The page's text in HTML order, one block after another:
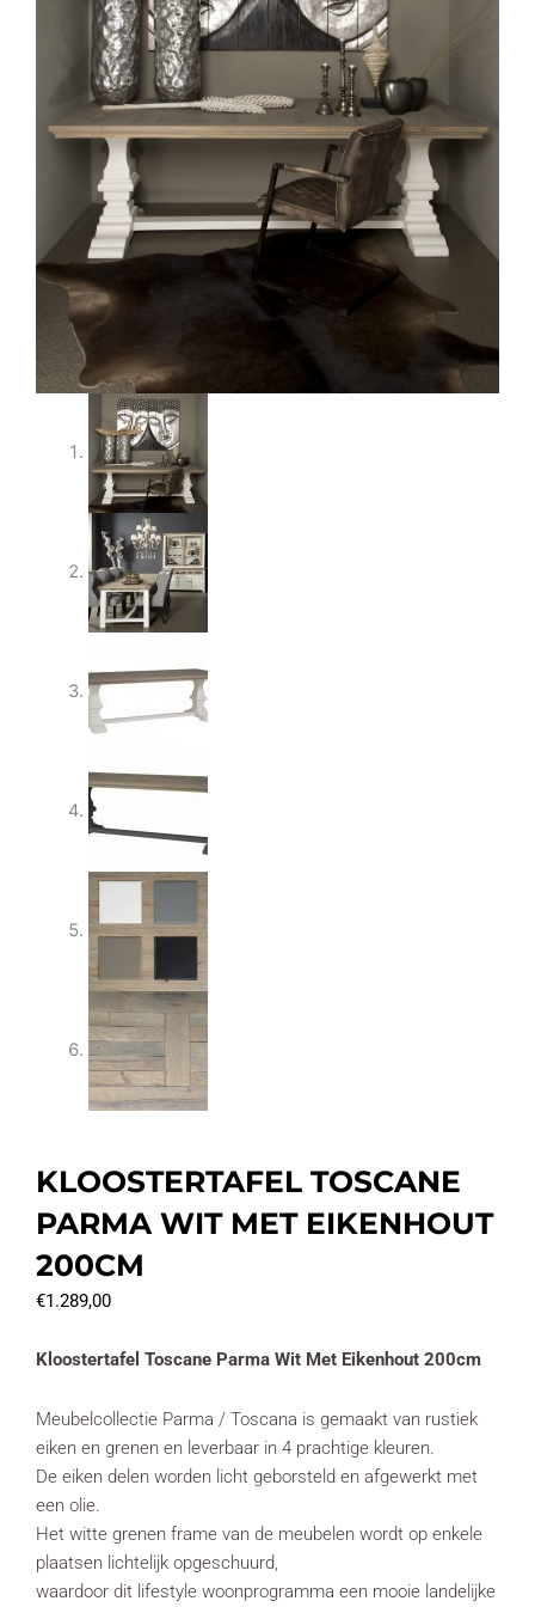
KLOOSTERTAFEL TOSCANE
PARMA WIT MET EIKENHOUT
200CM
€1.289,00
Kloostertafel Toscane Parma Wit Met Eikenhout 200cm
Meubelcollectie Parma / Toscana is gemaakt van rustiek
eiken en grenen en leverbaar in 4 prachtige kleuren.
De eiken delen worden licht geborsteld en afgewerkt met
een olie.
Het witte grenen frame van de meubelen wordt op enkele
plaatsen lichtelijk opgeschuurd,
waardoor dit lifestyle woonprogramma een mooie landelijke